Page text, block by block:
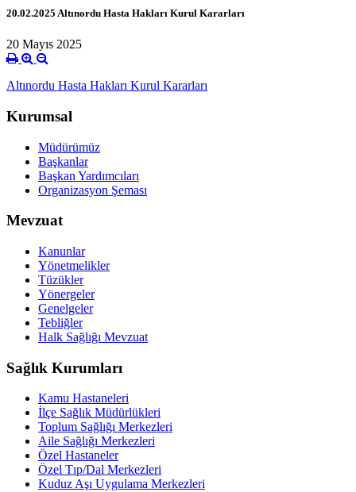
20.02.2025 Altınordu Hasta Hakları Kurul Kararları
20 Mayıs 2025
Altınordu Hasta Hakları Kurul Kararları
Kurumsal
Müdürümüz
Başkanlar
Başkan Yardımcıları
Organizasyon Şeması
Mevzuat
Kanunlar
Yönetmelikler
Tüzükler
Yönergeler
Genelgeler
Tebliğler
Halk Sağlığı Mevzuat
Sağlık Kurumları
Kamu Hastaneleri
İlçe Sağlık Müdürlükleri
Toplum Sağlığı Merkezleri
Aile Sağlığı Merkezleri
Özel Hastaneler
Özel Tıp/Dal Merkezleri
Kuduz Aşı Uygulama Merkezleri